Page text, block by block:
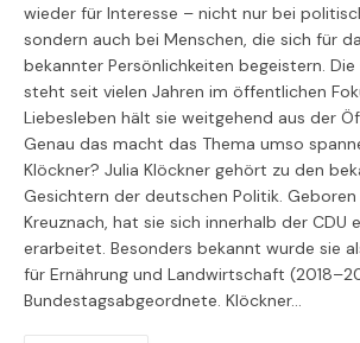
wieder für Interesse – nicht nur bei
sondern auch bei Menschen, die sich für
bekannter Persönlichkeiten begeistern. Die
steht seit vielen Jahren im öffentlichen
Liebesleben hält sie weitgehend aus der
Genau das macht das Thema umso
Klöckner? Julia Klöckner gehört zu den
Gesichtern der deutschen Politik. Geboren
Kreuznach, hat sie sich innerhalb der CDU
erarbeitet. Besonders bekannt wurde sie
für Ernährung und Landwirtschaft
Bundestagsabgeordnete. Klöckner…